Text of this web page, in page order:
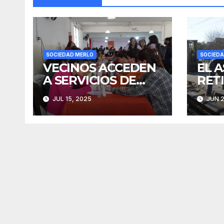
SOCIEDAD MERLO
VECINOS ACCEDEN
A SERVICIOS DE
ESTÉTICA SIN
COSTO
JUL 15, 2025
EL
JUN